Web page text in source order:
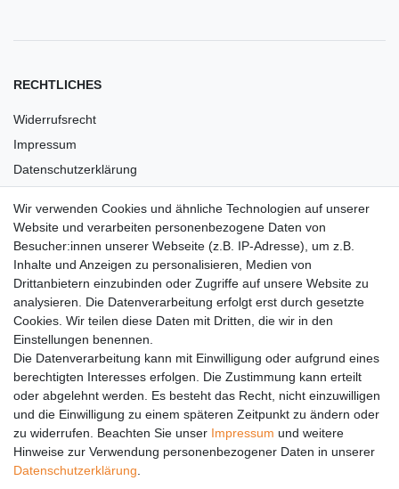
RECHTLICHES
Widerrufsrecht
Impressum
Datenschutzerklärung
Versandkosten
Barrierefreiheit
Anleitungen
Vertrag widerrufen
PARTNER
DHL
GLS
PaketPLUS
SPONSORING
Wir verwenden Cookies und ähnliche Technologien auf unserer
Website und verarbeiten personenbezogene Daten von
Besucher:innen unserer Webseite (z.B. IP-Adresse), um z.B.
Inhalte und Anzeigen zu personalisieren, Medien von
Drittanbietern einzubinden oder Zugriffe auf unsere Website zu
analysieren. Die Datenverarbeitung erfolgt erst durch gesetzte
Cookies. Wir teilen diese Daten mit Dritten, die wir in den
Einstellungen benennen.
Die Datenverarbeitung kann mit Einwilligung oder aufgrund eines
berechtigten Interesses erfolgen. Die Zustimmung kann erteilt
oder abgelehnt werden. Es besteht das Recht, nicht einzuwilligen
und die Einwilligung zu einem späteren Zeitpunkt zu ändern oder
zu widerrufen. Beachten Sie unser Impressum und weitere
Hinweise zur Verwendung personenbezogener Daten in unserer
Daten­schutz­erklärung